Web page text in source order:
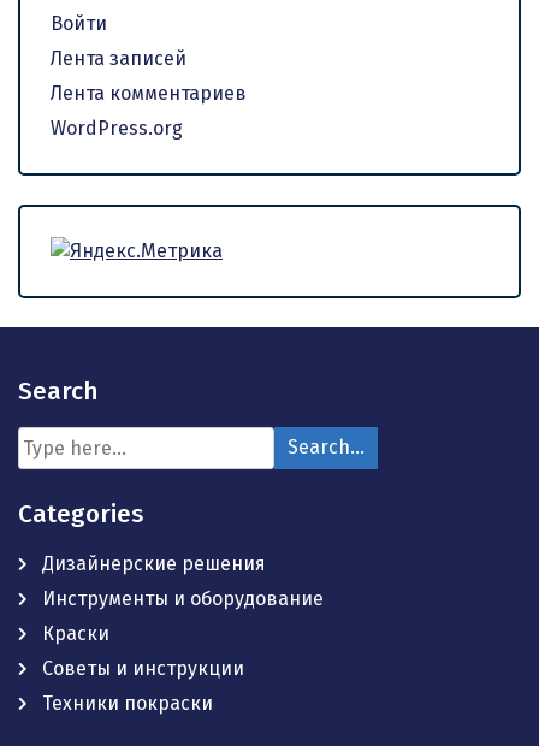
Войти
Лента записей
Лента комментариев
WordPress.org
Search
Categories
Дизайнерские решения
Инструменты и оборудование
Краски
Советы и инструкции
Техники покраски